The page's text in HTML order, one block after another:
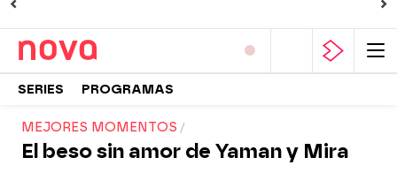
SERIES PROGRAMAS
MEJORES MOMENTOS
El beso sin amor de Yaman y Mira